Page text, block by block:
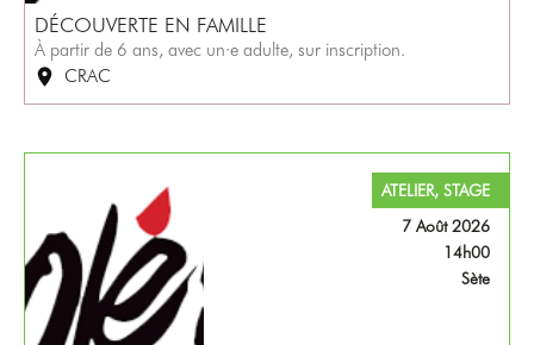
DÉCOUVERTE EN FAMILLE
À partir de 6 ans, avec un·e adulte, sur inscription.
CRAC
ATELIER, STAGE
7 Août 2026
14h00
Sète